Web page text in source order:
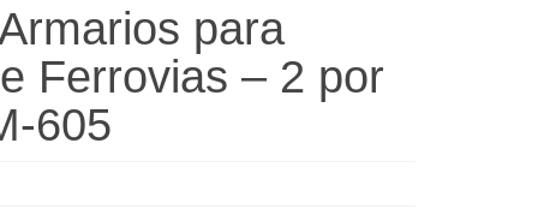
para
Ferrovias – 2 por
605